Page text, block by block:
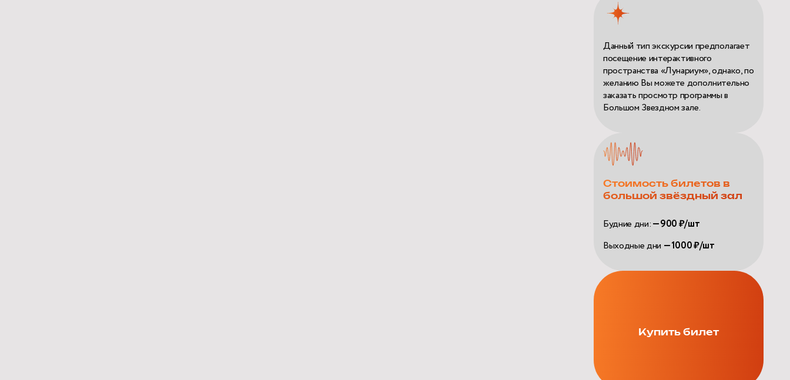
Данный тип экскурсии предполагает
посещение интерактивного
пространства «Лунариум», однако, по
желанию Вы можете дополнительно
заказать просмотр программы в
Большом Звездном зале.
Стоимость билетов в
большой звёздный зал
Будние дни:— 900 ₽/шт
Выходные дни — 1000 ₽/шт
Купить билет